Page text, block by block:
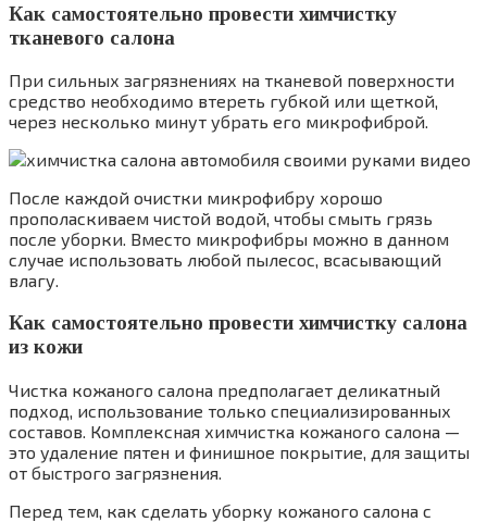
Как самостоятельно провести химчистку
тканевого салона
При сильных загрязнениях на тканевой поверхности
средство необходимо втереть губкой или щеткой,
через несколько минут убрать его микрофиброй.
После каждой очистки микрофибру хорошо
прополаскиваем чистой водой, чтобы смыть грязь
после уборки. Вместо микрофибры можно в данном
случае использовать любой пылесос, всасывающий
влагу.
Как самостоятельно провести химчистку салона
из кожи
Чистка кожаного салона предполагает деликатный
подход, использование только специализированных
составов. Комплексная химчистка кожаного салона —
это удаление пятен и финишное покрытие, для защиты
от быстрого загрязнения.
Перед тем, как сделать уборку кожаного салона с